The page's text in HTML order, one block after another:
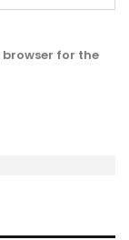
for the